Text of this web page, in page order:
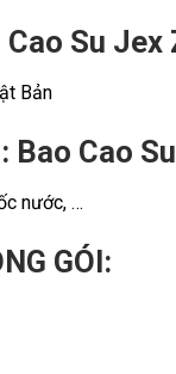
Cao Su Jex
Bản
Bao Cao
nước, …
GÓI: